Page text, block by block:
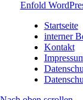
Enfold
Startseite
interner
Kontakt